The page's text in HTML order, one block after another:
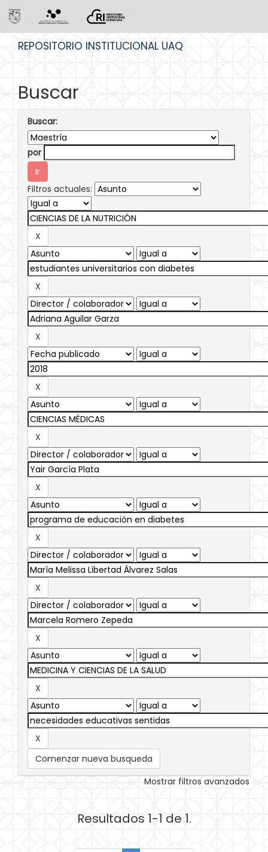
REPOSITORIO INSTITUCIONAL UAQ
Buscar
Buscar:
por
Filtros actuales:
Comenzar nueva busqueda
Mostrar filtros avanzados
Resultados 1-1 de 1.